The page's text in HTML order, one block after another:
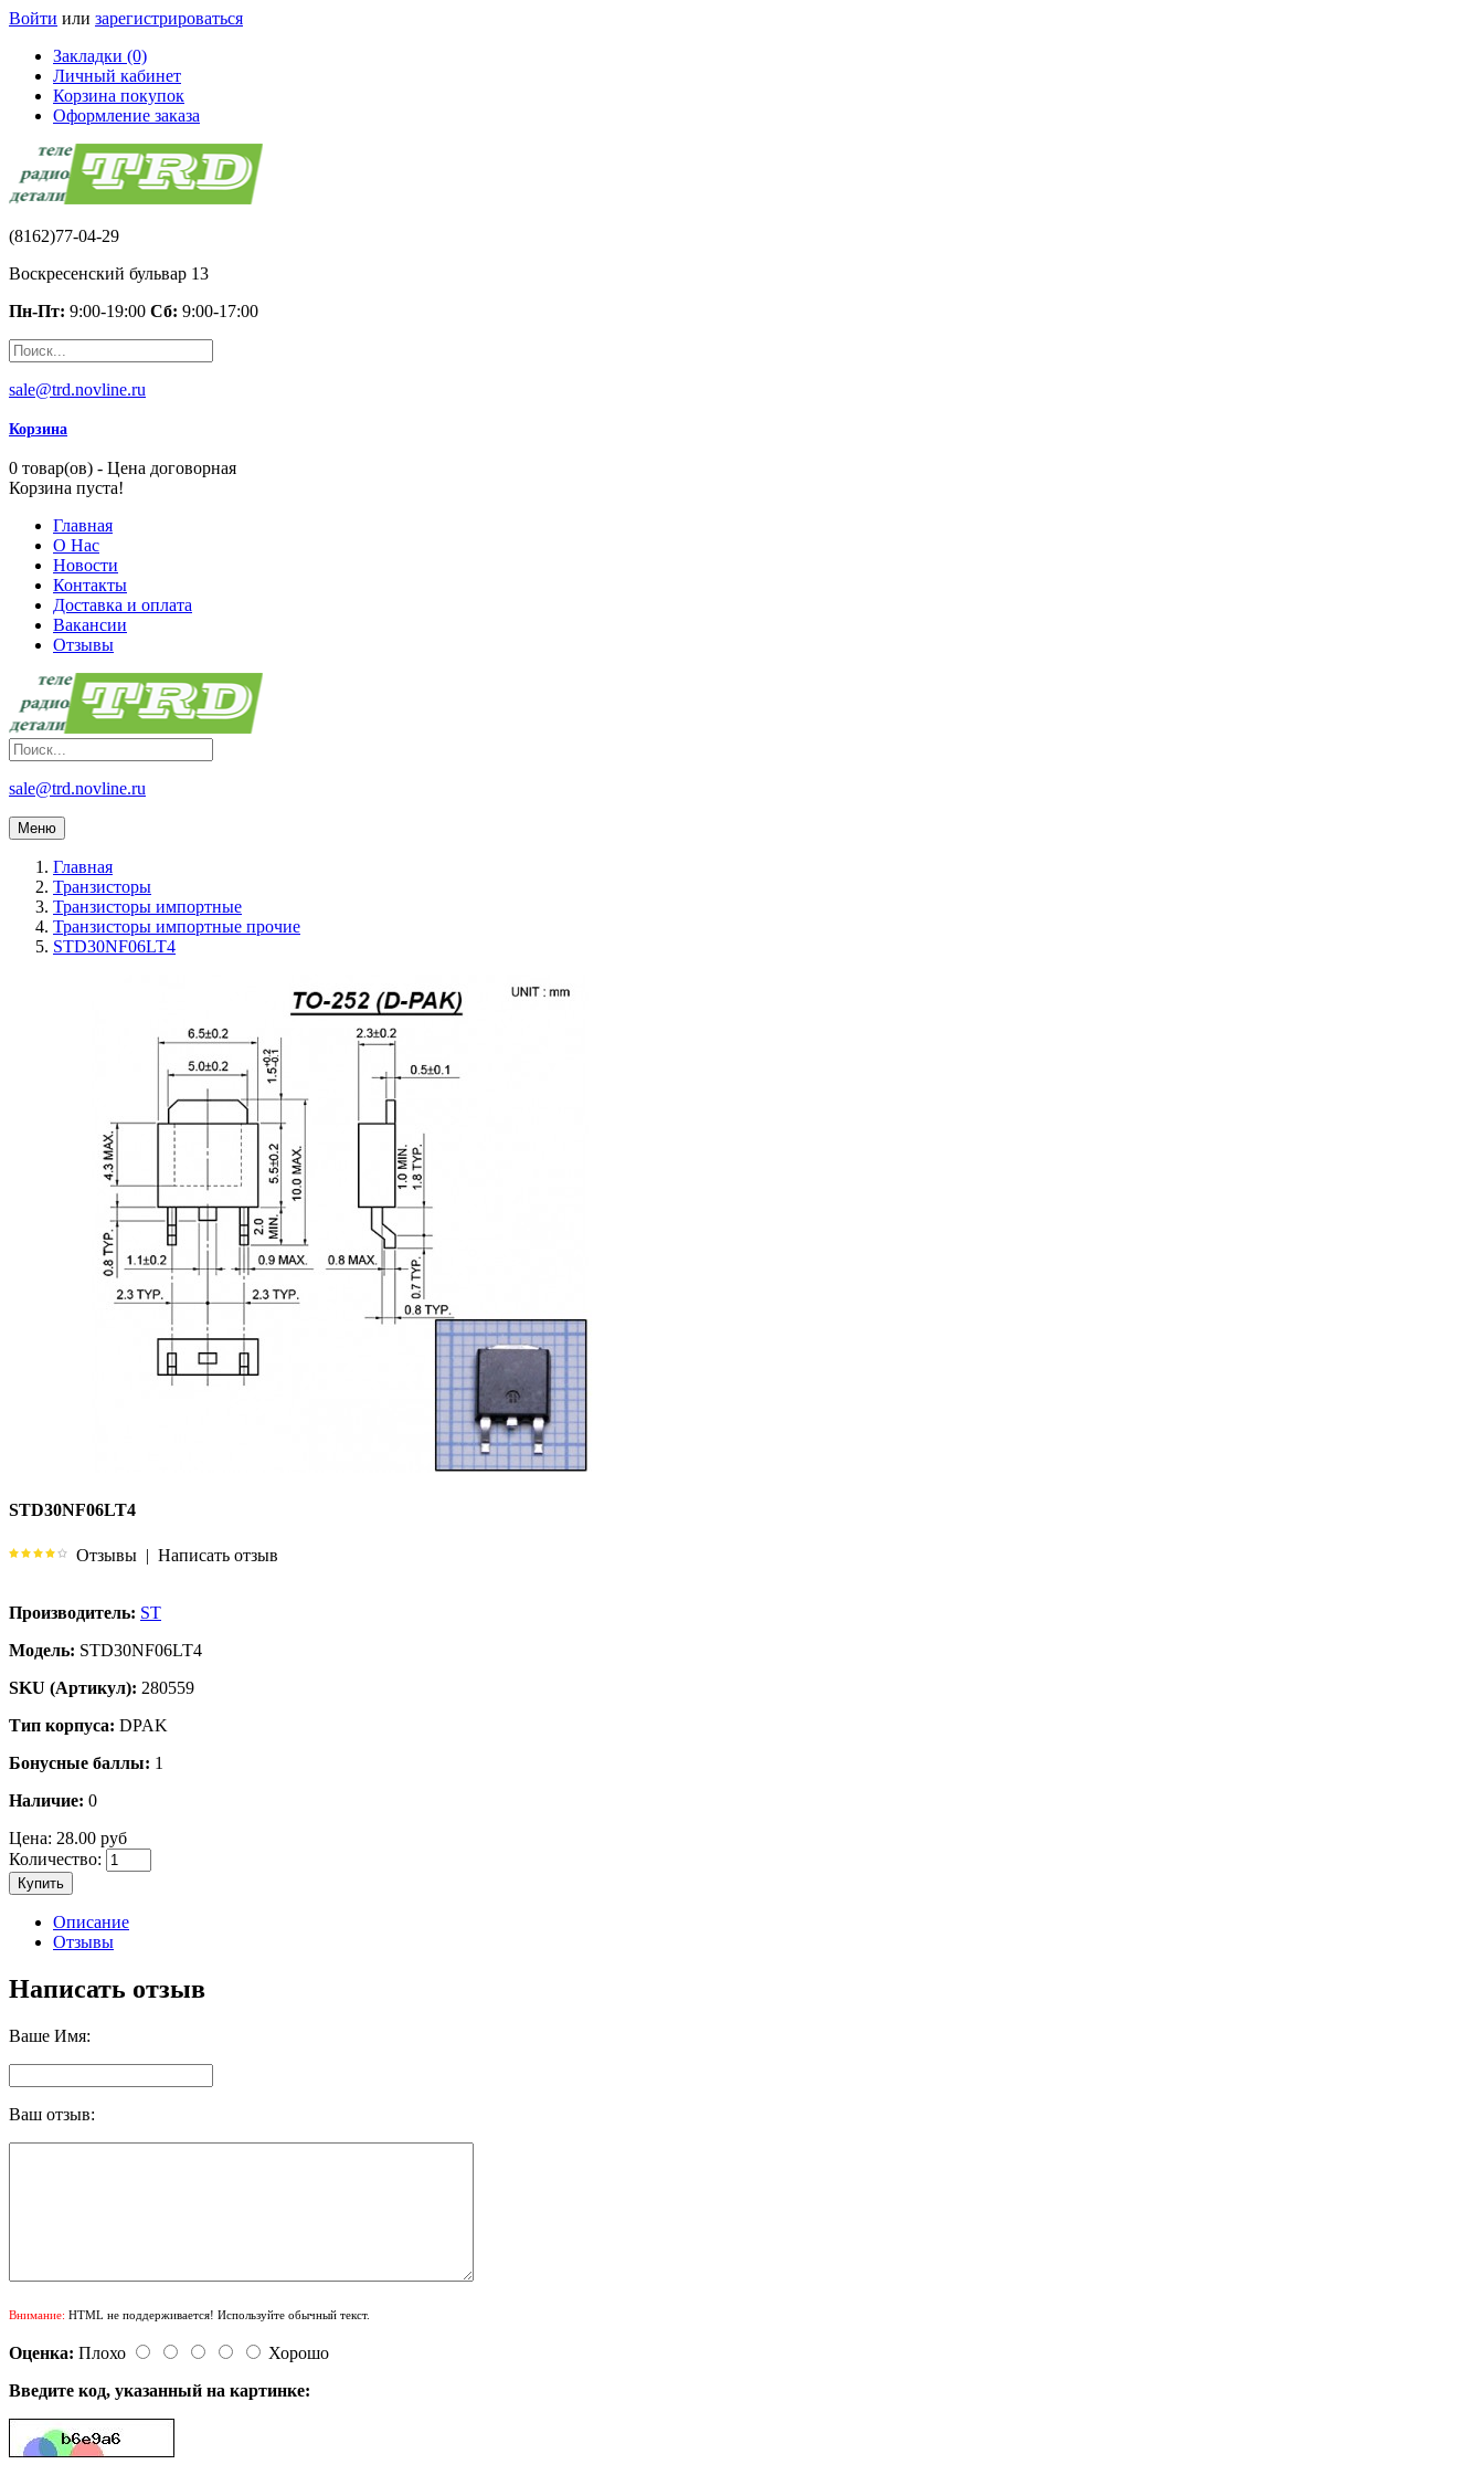
Войти или зарегистрироваться
Закладки (0)
Личный кабинет
Корзина покупок
Оформление заказа
(8162)77-04-29
Воскресенский бульвар 13
Пн-Пт: 9:00-19:00 Сб: 9:00-17:00
sale@trd.novline.ru
Корзина
0 товар(ов) - Цена договорная
Корзина пуста!
Главная
О Нас
Новости
Контакты
Доставка и оплата
Вакансии
Отзывы
sale@trd.novline.ru
Меню
Главная
Транзисторы
Транзисторы импортные
Транзисторы импортные прочие
STD30NF06LT4
STD30NF06LT4
Отзывы | Написать отзыв
Производитель: ST
Модель: STD30NF06LT4
SKU (Артикул): 280559
Тип корпуса: DPAK
Бонусные баллы: 1
Наличие: 0
Цена: 28.00 руб
Количество:
Купить
Описание
Отзывы
Написать отзыв
Ваше Имя:
Ваш отзыв:
Внимание: HTML не поддерживается! Используйте обычный текст.
Оценка: Плохо
Хорошо
Введите код, указанный на картинке: